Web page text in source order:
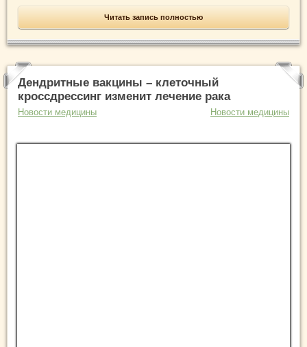
Читать запись полностью
Дендритные вакцины – клеточный
кроссдрессинг изменит лечение рака
Новости медицины Новости медицины